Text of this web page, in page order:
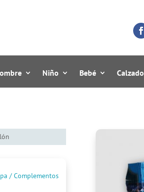
Niño Bebé Calzado
/ Complementos